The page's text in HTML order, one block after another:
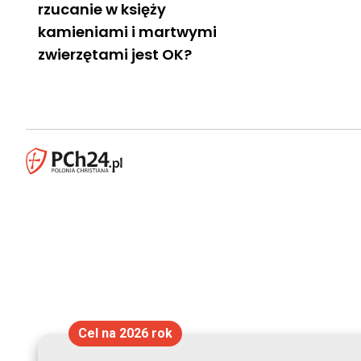
rzucanie w księży
kamieniami i martwymi
zwierzętami jest OK?
Cel na 2026 rok